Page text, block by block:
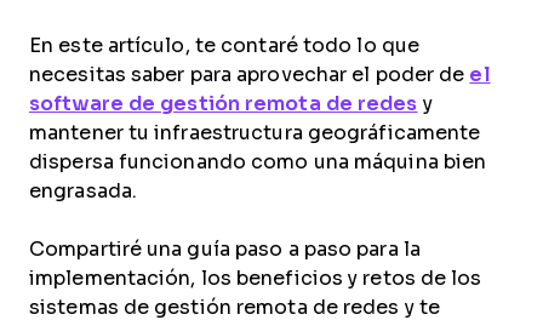
En este artículo, te contaré todo lo que
necesitas saber para aprovechar el poder de el
software de gestión remota de redes y
mantener tu infraestructura geográficamente
dispersa funcionando como una máquina bien
engrasada.
Compartiré una guía paso a paso para la
implementación, los beneficios y retos de los
sistemas de gestión remota de redes y te